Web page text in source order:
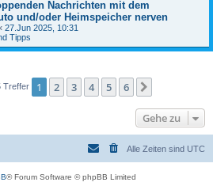
Nachrichten mit dem
und/oder Heimspeicher nerven
27.Jun 2025, 10:31
Tipps
Treffer 1 2 3 4 5 6
Gehe zu
Alle Zeiten sind UTC
® Forum Software © phpBB Limited